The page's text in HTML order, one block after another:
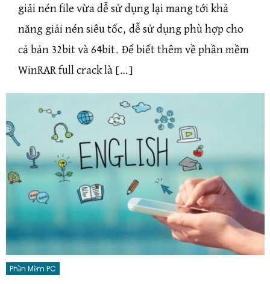
giải nén file vừa dễ sử dụng lại mang tới khả
năng giải nén siêu tốc, dễ sử dụng phù hợp cho
cả bản 32bit và 64bit. Để biết thêm về phần mềm
WinRAR full crack là […]
Phần Mềm PC